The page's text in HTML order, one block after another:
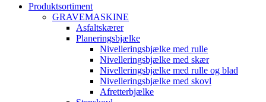
Produktsortiment
GRAVEMASKINE
Asfaltskærer
Planeringsbjælke
Nivelleringsbjælke med rulle
Nivelleringsbjælke med skær
Nivelleringsbjælke med rulle og blad
Nivelleringsbjælke med skovl
Afretterbjælke